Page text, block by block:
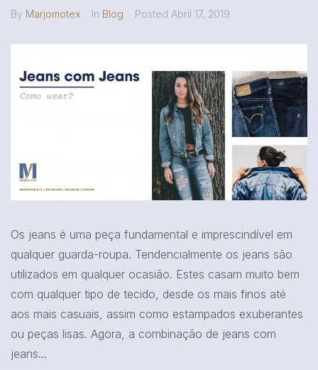
By Marjomotex In Blog Posted Abril 17, 2019
Os jeans é uma peça fundamental e imprescindível em
qualquer guarda-roupa. Tendencialmente os jeans são
utilizados em qualquer ocasião. Estes casam muito bem
com qualquer tipo de tecido, desde os mais finos até
aos mais casuais, assim como estampados exuberantes
ou peças lisas. Agora, a combinação de jeans com
jeans...